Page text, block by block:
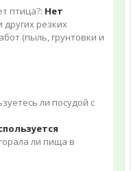
птица?: Нет
других резких
(пыль, грунтовки и
ли посудой с
ли пища в